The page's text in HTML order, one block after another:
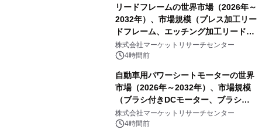
リードフレームの世界市場（2026年～
2032年）、市場規模（プレス加工リー
ドフレーム、エッチング加工リードフ
レーム）・分析レポートを発表
株式会社マーケットリサーチセンター
4時間前
自動車用パワーシートモーターの世界
市場（2026年～2032年）、市場規模
（ブラシ付きDCモーター、ブラシレ
スDCモーター）・分析レポートを発
表
株式会社マーケットリサーチセンター
4時間前